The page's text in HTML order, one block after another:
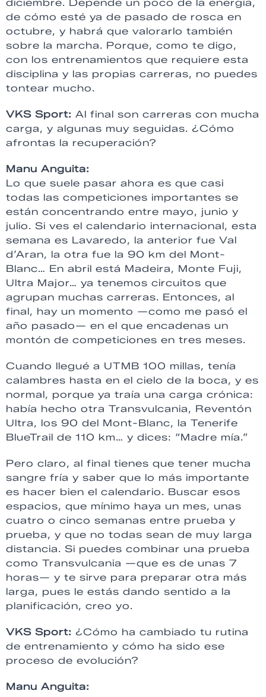
diciembre. Depende un poco de la energía,
de cómo esté ya de pasado de rosca en
octubre, y habrá que valorarlo también
sobre la marcha. Porque, como te digo,
con los entrenamientos que requiere esta
disciplina y las propias carreras, no puedes
tontear mucho.
VKS Sport: Al final son carreras con mucha
carga, y algunas muy seguidas. ¿Cómo
afrontas la recuperación?
Manu Anguita:
Lo que suele pasar ahora es que casi
todas las competiciones importantes se
están concentrando entre mayo, junio y
julio. Si ves el calendario internacional, esta
semana es Lavaredo, la anterior fue Val
d’Aran, la otra fue la 90 km del Mont-
Blanc… En abril está Madeira, Monte Fuji,
Ultra Major… ya tenemos circuitos que
agrupan muchas carreras. Entonces, al
final, hay un momento —como me pasó el
año pasado— en el que encadenas un
montón de competiciones en tres meses.
Cuando llegué a UTMB 100 millas, tenía
calambres hasta en el cielo de la boca, y es
normal, porque ya traía una carga crónica:
había hecho otra Transvulcania, Reventón
Ultra, los 90 del Mont-Blanc, la Tenerife
BlueTrail de 110 km… y dices: “Madre mía.”
Pero claro, al final tienes que tener mucha
sangre fría y saber que lo más importante
es hacer bien el calendario. Buscar esos
espacios, que mínimo haya un mes, unas
cuatro o cinco semanas entre prueba y
prueba, y que no todas sean de muy larga
distancia. Si puedes combinar una prueba
como Transvulcania —que es de unas 7
horas— y te sirve para preparar otra más
larga, pues le estás dando sentido a la
planificación, creo yo.
VKS Sport: ¿Cómo ha cambiado tu rutina
de entrenamiento y cómo ha sido ese
proceso de evolución?
Manu Anguita: